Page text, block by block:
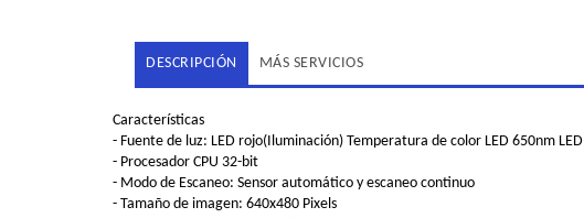
DESCRIPCIÓN MÁS SERVICIOS
Características
- Fuente de luz: LED rojo(Iluminación) Temperatura de color LED 650nm LED
- Procesador CPU 32-bit
- Modo de Escaneo: Sensor automático y escaneo continuo
- Tamaño de imagen: 640x480 Pixels